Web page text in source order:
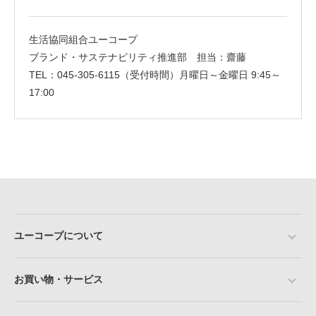
生活協同組合ユーコープ
ブランド・サステナビリティ推進部 担当：齋藤
TEL：045-305-6115（受付時間）月曜日～金曜日 9:45～
17:00
ユーコープについて
お買い物・サービス